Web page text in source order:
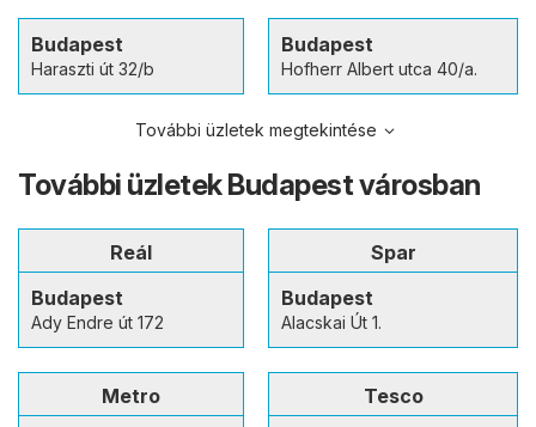
Budapest
Haraszti út 32/b
Budapest
Hofherr Albert utca 40/a.
További üzletek megtekintése
További üzletek Budapest városban
Reál
Budapest
Ady Endre út 172
Spar
Budapest
Alacskai Út 1.
Metro
Tesco